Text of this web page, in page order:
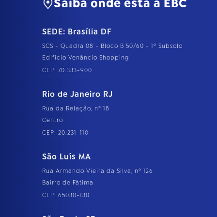
Saiba onde está a EBC
SEDE: Brasília DF
SCS - Quadra 08 - Bloco B 50/60 - 1º Subsolo
Edifício Venâncio Shopping
CEP: 70.333-900
Rio de Janeiro RJ
Rua da Relação, nº 18
Centro
CEP: 20.231-110
São Luís MA
Rua Armando Vieira da Silva, nº 126
Bairro de Fátima
CEP: 65030-130